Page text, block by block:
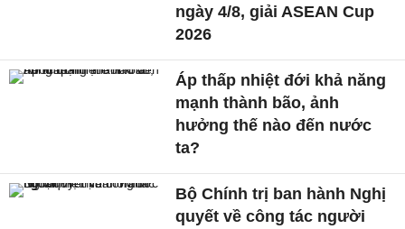
ngày 4/8, giải ASEAN Cup
2026
Áp thấp nhiệt đới khả năng
mạnh thành bão, ảnh
hưởng thế nào đến nước
ta?
Bộ Chính trị ban hành Nghị
quyết về công tác người